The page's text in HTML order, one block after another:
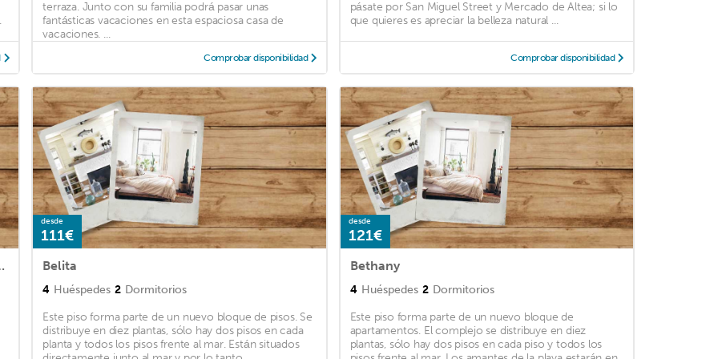
terraza. Junto con su familia podrá pasar unas
fantásticas vacaciones en esta espaciosa casa de
vacaciones. ...
Comprobar disponibilidad
pásate por San Miguel Street y Mercado de Altea; si lo
que quieres es apreciar la belleza natural ...
Comprobar disponibilidad
and WiFi
desde
111€
Belita
4 Huéspedes 2 Dormitorios
Este piso forma parte de un nuevo bloque de pisos. Se
distribuye en diez plantas, sólo hay dos pisos en cada
planta y todos los pisos frente al mar. Están situados
desde
121€
Bethany
4 Huéspedes 2 Dormitorios
Este piso forma parte de un nuevo bloque de
apartamentos. El complejo se distribuye en diez
plantas, sólo hay dos pisos en cada piso y todos los